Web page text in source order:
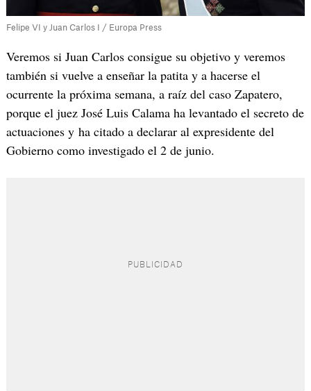
Felipe VI y Juan Carlos I / Europa Press
Veremos si Juan Carlos consigue su objetivo y veremos
también si vuelve a enseñar la patita y a hacerse el
ocurrente la próxima semana, a raíz del caso Zapatero,
porque el juez José Luis Calama ha levantado el secreto de
actuaciones y ha citado a declarar al expresidente del
Gobierno como investigado el 2 de junio.